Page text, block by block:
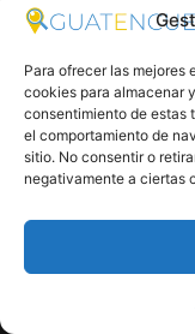
Para ofrecer las mejores
cookies para almacenar
consentimiento de estas
el comportamiento de
sitio. No consentir o
negativamente a ciertas